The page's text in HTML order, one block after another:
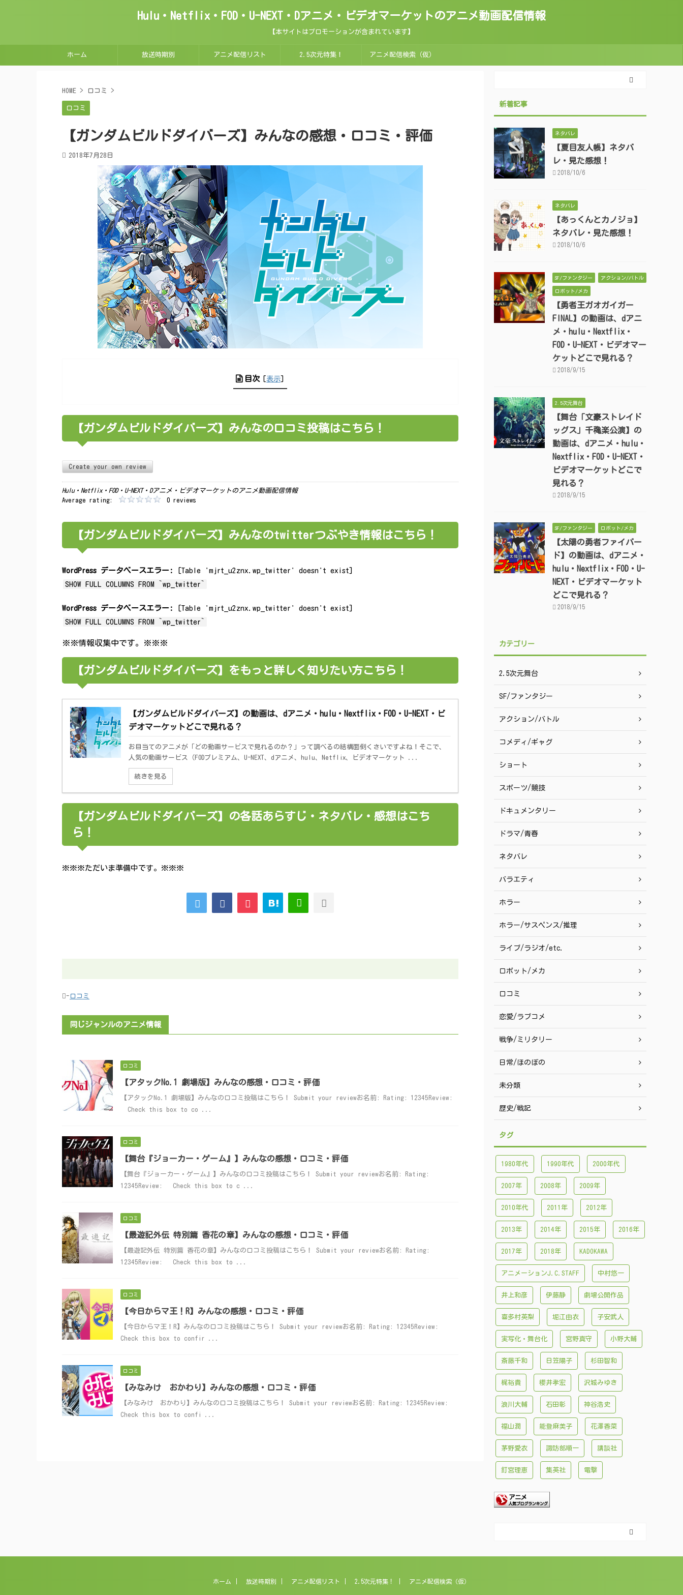
Hulu・Netflix・FOD・U-NEXT・Dアニメ・ビデオマーケットのアニメ動画配信情報
【本サイトはプロモーションが含まれています】
ホーム 放送時期別 アニメ配信リスト 2.5次元特集！ アニメ配信検索（仮）
HOME > 口コミ >
口コミ
【ガンダムビルドダイバーズ】みんなの感想・口コミ・評価
2018年7月28日
目次 [表示]
【ガンダムビルドダイバーズ】みんなの口コミ投稿はこちら！
Create your own review
Hulu・Netflix・FOD・U-NEXT・Dアニメ・ビデオマーケットのアニメ動画配信情報
Average rating:
0 reviews
【ガンダムビルドダイバーズ】みんなのtwitterつぶやき情報はこちら！
WordPress データベースエラー:
[Table 'mjrt_u2znx.wp_twitter' doesn't exist]
SHOW FULL COLUMNS FROM `wp_twitter`
WordPress データベースエラー:
[Table 'mjrt_u2znx.wp_twitter' doesn't exist]
SHOW FULL COLUMNS FROM `wp_twitter`
※※情報収集中です。※※※
【ガンダムビルドダイバーズ】をもっと詳しく知りたい方こちら！
【ガンダムビルドダイバーズ】の動画は、dアニメ・hulu・Nextflix・FOD・U-NEXT・ビ
デオマーケットどこで見れる？
お目当てのアニメが「どの動画サービスで見れるのか？」って調べるの結構面倒くさいですよね！そこで、
人気の動画サービス（FODプレミアム、U-NEXT、dアニメ、hulu、Netflix、ビデオマーケット ...
続きを見る
【ガンダムビルドダイバーズ】の各話あらすじ・ネタバレ・感想はこち
ら！
※※※ただいま準備中です。※※※
- 口コミ
同じジャンルのアニメ情報
口コミ
【アタックNo.1 劇場版】みんなの感想・口コミ・評価
【アタックNo.1 劇場版】みんなの口コミ投稿はこちら！ Submit your reviewお名前: Rating: 12345Review:
Check this box to co ...
口コミ
【舞台『ジョーカー・ゲーム』】みんなの感想・口コミ・評価
【舞台『ジョーカー・ゲーム』】みんなの口コミ投稿はこちら！ Submit your reviewお名前: Rating:
12345Review: Check this box to c ...
口コミ
【最遊記外伝 特別篇 香花の章】みんなの感想・口コミ・評価
【最遊記外伝 特別篇 香花の章】みんなの口コミ投稿はこちら！ Submit your reviewお名前: Rating:
12345Review: Check this box to ...
口コミ
【今日からマ王！R】みんなの感想・口コミ・評価
【今日からマ王！R】みんなの口コミ投稿はこちら！ Submit your reviewお名前: Rating: 12345Review:
Check this box to confir ...
口コミ
【みなみけ おかわり】みんなの感想・口コミ・評価
【みなみけ おかわり】みんなの口コミ投稿はこちら！ Submit your reviewお名前: Rating: 12345Review:
Check this box to confi ...
新着記事
ネタバレ
【夏目友人帳】ネタバ
レ・見た感想！
2018/10/6
ネタバレ
【あっくんとカノジョ】
ネタバレ・見た感想！
2018/10/6
SF/ファンタジー アクション/バトル
ロボット/メカ
【勇者王ガオガイガー
FINAL】の動画は、dアニ
メ・hulu・Nextflix・
FOD・U-NEXT・ビデオマー
ケットどこで見れる？
2018/9/15
2.5次元舞台
【舞台「文豪ストレイド
ッグス」千穐楽公演】の
動画は、dアニメ・hulu・
Nextflix・FOD・U-NEXT・
ビデオマーケットどこで
見れる？
2018/9/15
SF/ファンタジー ロボット/メカ
【太陽の勇者ファイバー
ド】の動画は、dアニメ・
hulu・Nextflix・FOD・U-
NEXT・ビデオマーケット
どこで見れる？
2018/9/15
カテゴリー
2.5次元舞台
SF/ファンタジー
アクション/バトル
コメディ/ギャグ
ショート
スポーツ/競技
ドキュメンタリー
ドラマ/青春
ネタバレ
バラエティ
ホラー
ホラー/サスペンス/推理
ライブ/ラジオ/etc.
ロボット/メカ
口コミ
恋愛/ラブコメ
戦争/ミリタリー
日常/ほのぼの
未分類
歴史/戦記
タグ
1980年代 1990年代 2000年代
2007年 2008年 2009年
2010年代 2011年 2012年
2013年 2014年 2015年 2016年
2017年 2018年 KADOKAWA
アニメーションJ.C.STAFF 中村悠一
井上和彦 伊藤静 劇場公開作品
喜多村英梨 堀江由衣 子安武人
実写化・舞台化 宮野真守 小野大輔
斎藤千和 日笠陽子 杉田智和
梶裕貴 櫻井孝宏 沢城みゆき
浪川大輔 石田彰 神谷浩史
福山潤 能登麻美子 花澤香菜
茅野愛衣 諏訪部順一 講談社
釘宮理恵 集英社 電撃
ホーム 放送時期別 アニメ配信リスト 2.5次元特集！ アニメ配信検索（仮）